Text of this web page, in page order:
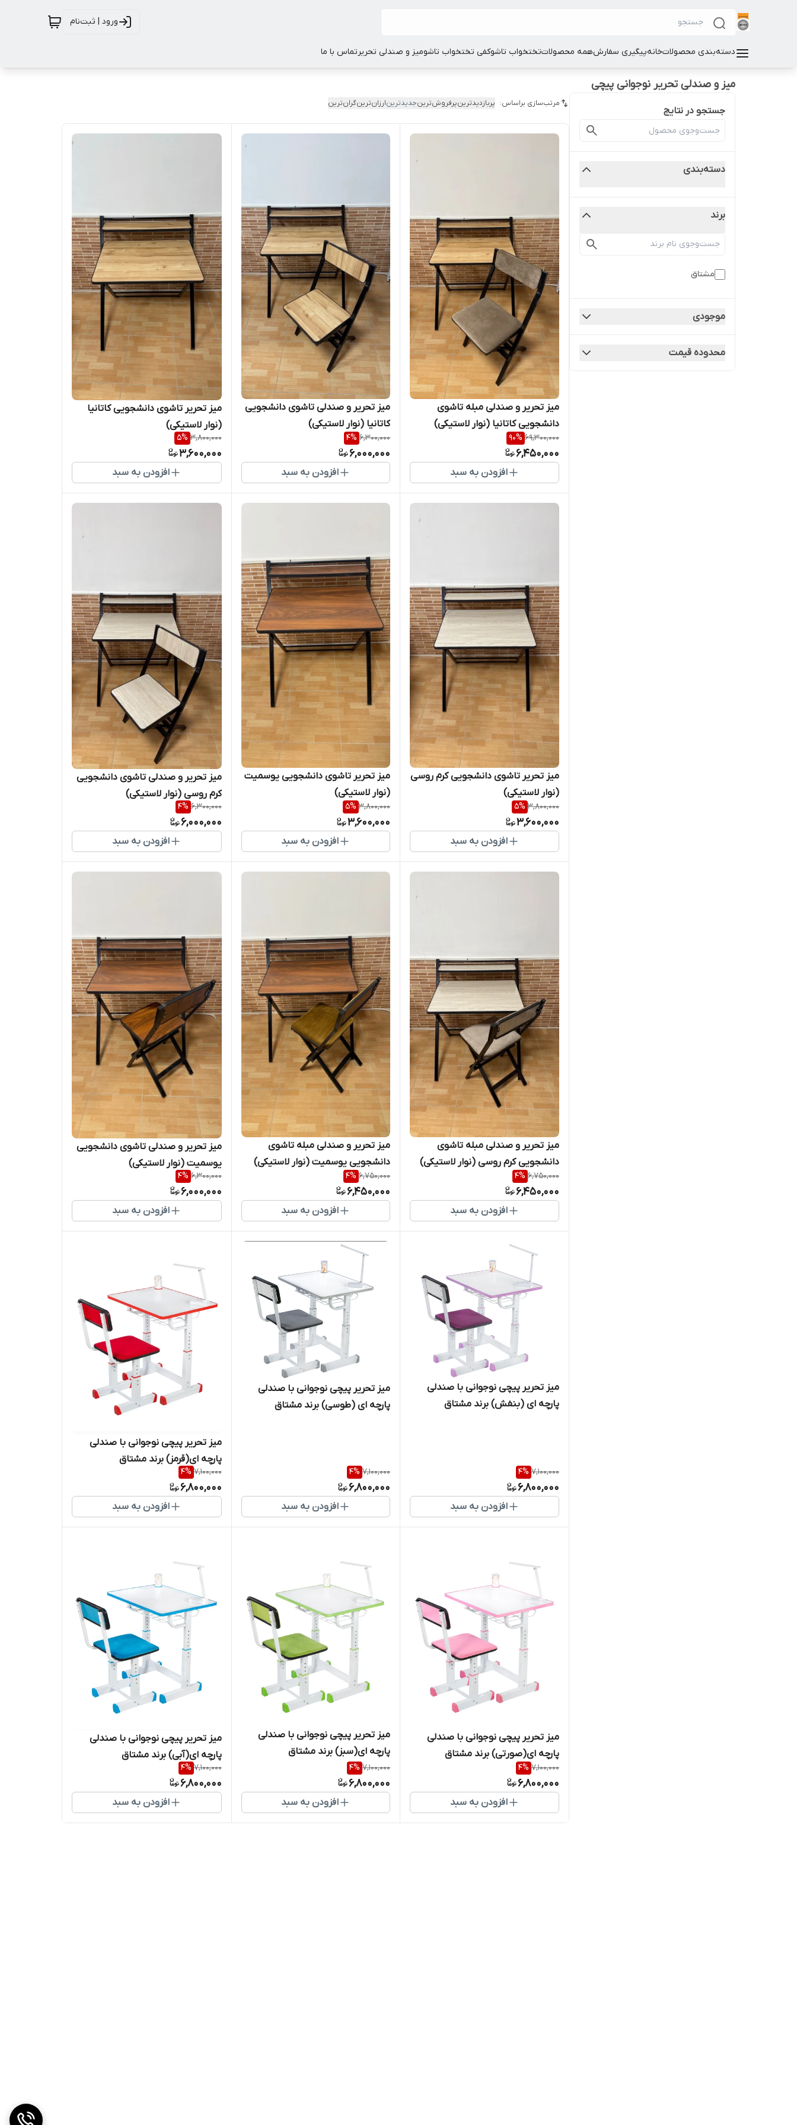
ورود | ثبت‌نام
دسته‌بندی محصولاتخانهپیگیری سفارشهمه محصولاتتختخواب تاشوکفی تختخواب تاشومیز و صندلی تحریرتماس با ما
میز و صندلی تحریر نوجوانی پیچی
جستجو در نتایج
دسته‌بندی
برند
مشتاق
موجودی
محدوده قیمت
مرتب‌سازی براساس: پربازدیدترینپرفروش‌ترینجدیدترینارزان‌ترینگران‌ترین
میز تحریر و صندلی مبله تاشوی
دانشجویی کاتانیا (نوار لاستیکی)
69,300,000
90%
6,450,000
افزودن به سبد
میز تحریر و صندلی تاشوی دانشجویی
کاتانیا (نوار لاستیکی)
6,300,000
4%
6,000,000
افزودن به سبد
میز تحریر تاشوی دانشجویی کاتانیا
(نوار لاستیکی)
3,800,000
5%
3,600,000
افزودن به سبد
میز تحریر تاشوی دانشجویی کرم روسی
(نوار لاستیکی)
3,800,000
5%
3,600,000
افزودن به سبد
میز تحریر تاشوی دانشجویی یوسمیت
(نوار لاستیکی)
3,800,000
5%
3,600,000
افزودن به سبد
میز تحریر و صندلی تاشوی دانشجویی
کرم روسی (نوار لاستیکی)
6,300,000
4%
6,000,000
افزودن به سبد
میز تحریر و صندلی مبله تاشوی
دانشجویی کرم روسی (نوار لاستیکی)
6,750,000
4%
6,450,000
افزودن به سبد
میز تحریر و صندلی مبله تاشوی
دانشجویی یوسمیت (نوار لاستیکی)
6,750,000
4%
6,450,000
افزودن به سبد
میز تحریر و صندلی تاشوی دانشجویی
یوسمیت (نوار لاستیکی)
6,300,000
4%
6,000,000
افزودن به سبد
میز تحریر پیچی نوجوانی با صندلی
پارچه ای (بنفش) برند مشتاق
7,100,000
4%
6,800,000
افزودن به سبد
میز تحریر پیچی نوجوانی با صندلی
پارچه ای (طوسی) برند مشتاق
7,100,000
4%
6,800,000
افزودن به سبد
میز تحریر پیچی نوجوانی با صندلی
پارچه ای(قرمز) برند مشتاق
7,100,000
4%
6,800,000
افزودن به سبد
میز تحریر پیچی نوجوانی با صندلی
پارچه ای(صورتی) برند مشتاق
7,100,000
4%
6,800,000
افزودن به سبد
میز تحریر پیچی نوجوانی با صندلی
پارچه ای(سبز) برند مشتاق
7,100,000
4%
6,800,000
افزودن به سبد
میز تحریر پیچی نوجوانی با صندلی
پارچه ای(آبی) برند مشتاق
7,100,000
4%
6,800,000
افزودن به سبد